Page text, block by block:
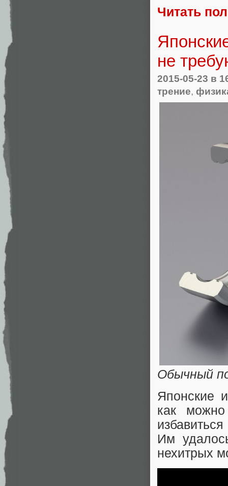
Читать
не
2015-05-23 в
трение,
Обычный
Японские
как
Им
нехитрых